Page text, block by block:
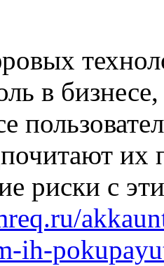
в
их
риски с
ih-